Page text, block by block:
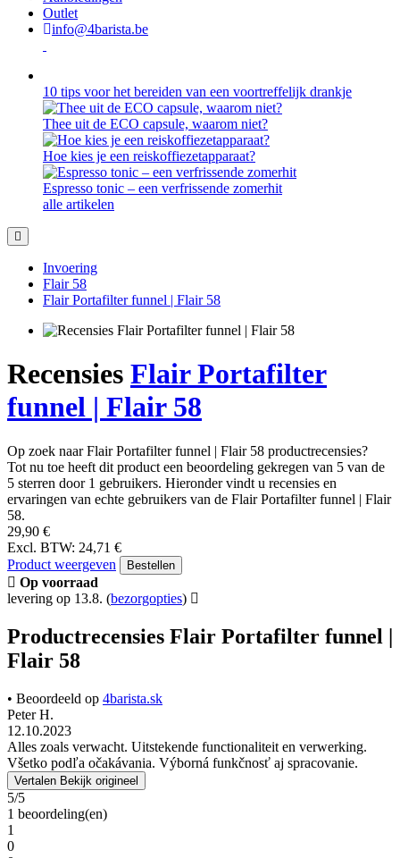
Outlet
info@4barista.be
Thee uit de ECO capsule, waarom niet?
Hoe kies je een reiskoffiezetapparaat?
Espresso tonic – een verfrissende zomerhit
alle artikelen
Invoering
Flair 58
Flair Portafilter funnel | Flair 58
RecensiesFlair Portafilter
funnel | Flair 58
Op zoek naar Flair Portafilter funnel | Flair 58 productrecensies?
Tot nu toe heeft dit product een beoordeling gekregen van 5 van de
5 sterren door 1 gebruikers. Hieronder vindt u recensies en
ervaringen van echte gebruikers van de Flair Portafilter funnel | Flair
58.
29,90 €
Excl. BTW: 24,71 €
Product weergeven
levering op 13.8.